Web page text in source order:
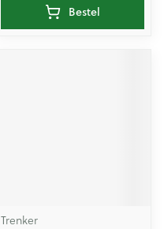
Bestel
Trenker